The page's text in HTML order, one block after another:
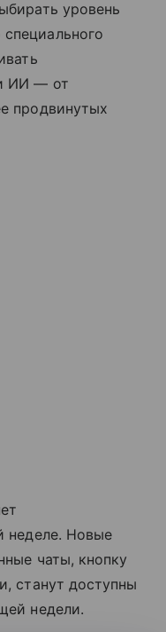
уровень
ИИ — от
продвинутых
неделе. Новые
чаты, кнопку
станут доступны
недели.